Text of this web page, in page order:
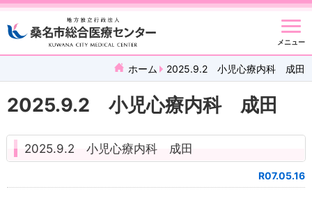
メニュー
ホーム 2025.9.2 小児心療内科 成田
2025.9.2 小児心療内科 成田
2025.9.2 小児心療内科 成田
R07.05.16